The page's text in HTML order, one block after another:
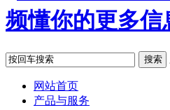
网站首页
产品与服务